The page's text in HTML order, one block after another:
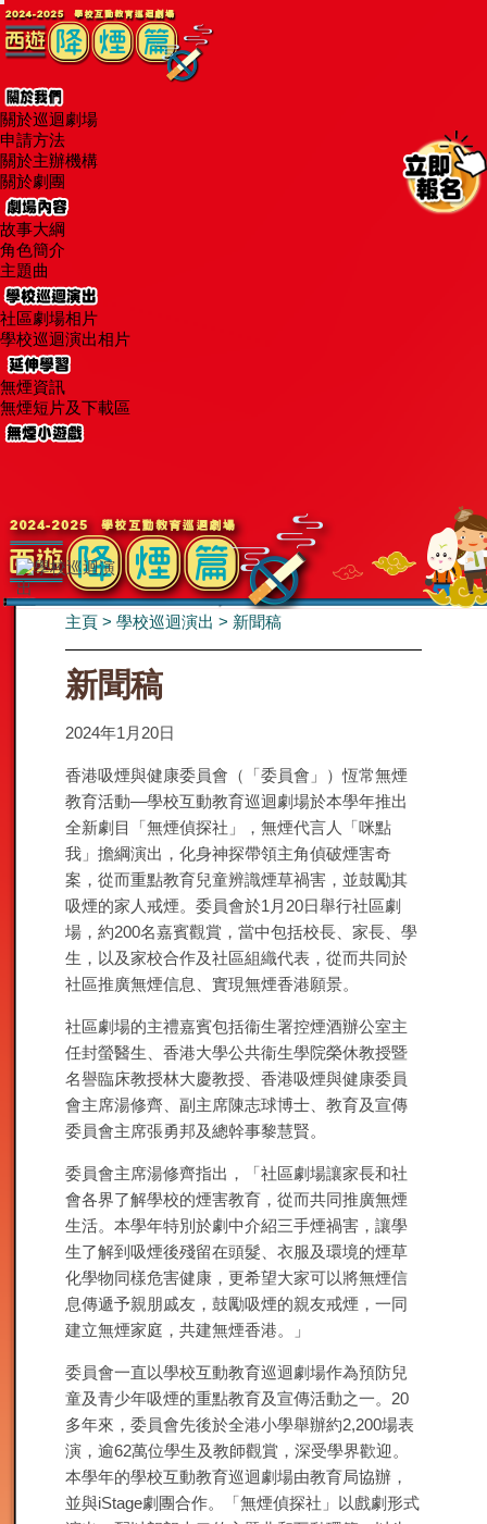
關於巡迴劇場
申請方法
關於主辦機構
關於劇團
故事大綱
角色簡介
主題曲
社區劇場相片
學校巡迴演出相片
無煙資訊
無煙短片及下載區
主頁 > 學校巡迴演出 > 新聞稿
新聞稿
2024年1月20日
香港吸煙與健康委員會（「委員會」）恆常無煙
教育活動—學校互動教育巡迴劇場於本學年推出
全新劇目「無煙偵探社」，無煙代言人「咪點
我」擔綱演出，化身神探帶領主角偵破煙害奇
案，從而重點教育兒童辨識煙草禍害，並鼓勵其
吸煙的家人戒煙。委員會於1月20日舉行社區劇
場，約200名嘉賓觀賞，當中包括校長、家長、學
生，以及家校合作及社區組織代表，從而共同於
社區推廣無煙信息、實現無煙香港願景。
社區劇場的主禮嘉賓包括衞生署控煙酒辦公室主
任封螢醫生、香港大學公共衞生學院榮休教授暨
名譽臨床教授林大慶教授、香港吸煙與健康委員
會主席湯修齊、副主席陳志球博士、教育及宣傳
委員會主席張勇邦及總幹事黎慧賢。
委員會主席湯修齊指出，「社區劇場讓家長和社
會各界了解學校的煙害教育，從而共同推廣無煙
生活。本學年特別於劇中介紹三手煙禍害，讓學
生了解到吸煙後殘留在頭髮、衣服及環境的煙草
化學物同樣危害健康，更希望大家可以將無煙信
息傳遞予親朋戚友，鼓勵吸煙的親友戒煙，一同
建立無煙家庭，共建無煙香港。」
委員會一直以學校互動教育巡迴劇場作為預防兒
童及青少年吸煙的重點教育及宣傳活動之一。20
多年來，委員會先後於全港小學舉辦約2,200場表
演，逾62萬位學生及教師觀賞，深受學界歡迎。
本學年的學校互動教育巡迴劇場由教育局協辦，
並與iStage劇團合作。「無煙偵探社」以戲劇形式